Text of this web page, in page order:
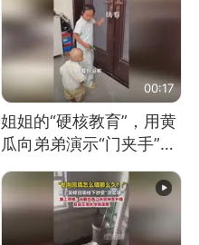
00:17
姐姐的“硬核教育”，用黄
瓜向弟弟演示“门夹手”，
教！